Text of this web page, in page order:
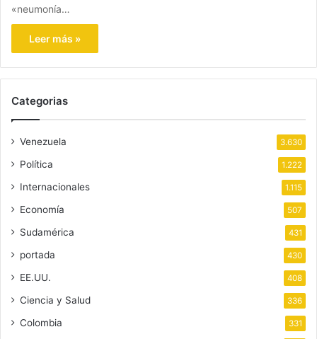
«neumonía…
Leer más »
Categorias
Venezuela 3.630
Política 1.222
Internacionales 1.115
Economía 507
Sudamérica 431
portada 430
EE.UU. 408
Ciencia y Salud 336
Colombia 331